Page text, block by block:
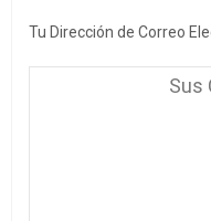
Tu Dirección de Correo